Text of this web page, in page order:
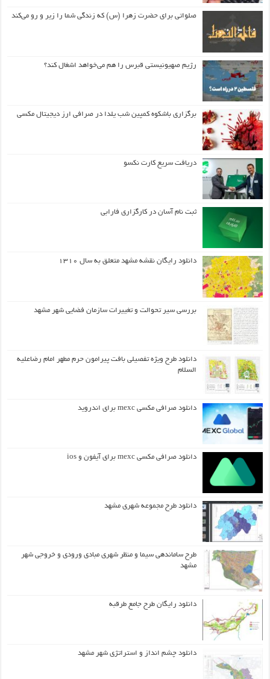
صلواتی برای حضرت زهرا (س) که زندگی شما را زیر و رو می‌کند
رژیم صهیونیستی قبرس را هم می‌خواهد اشغال کند؟
برگزاری باشکوه کمپین شب یلدا در صرافی ارز دیجیتال مکسی
دریافت سریع کارت نکسو
ثبت نام آسان در کارگزاری فارابی
دانلود رایگان نقشه مشهد متعلق به سال ۱۳۱۰
بررسی سیر تحوالت و تغییرات سازمان فضایی شهر مشهد
دانلود طرح ويژه تفصيلي بافت پيرامون حرم مطهر امام رضاعليه
السلام
دانلود صرافی مکسی mexc برای اندروید
دانلود صرافی مکسی mexc برای آیفون و ios
دانلود طرح مجموعه شهری مشهد
طرح ساماندهی سیما و منظر شهری مبادی ورودی و خروجی شهر
مشهد
دانلود رایگان طرح جامع طرقبه
دانلود چشم انداز و استراتژی شهر مشهد